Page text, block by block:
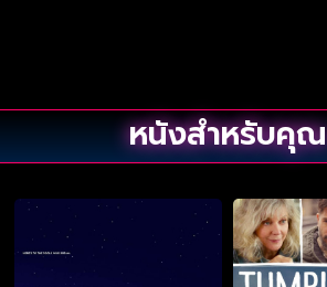
หนังสำหรับคุณ